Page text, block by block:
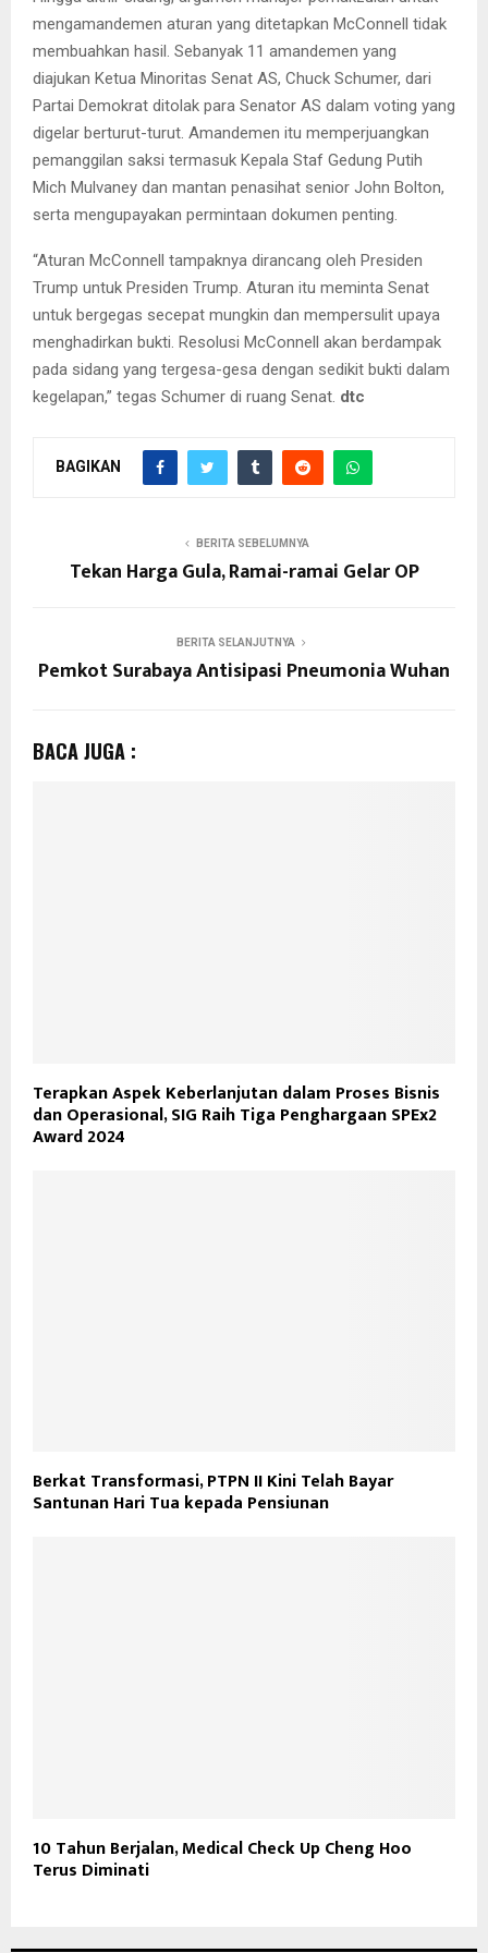
mengamandemen aturan yang ditetapkan McConnell tidak
membuahkan hasil. Sebanyak 11 amandemen yang
diajukan Ketua Minoritas Senat AS, Chuck Schumer, dari
Partai Demokrat ditolak para Senator AS dalam voting yang
digelar berturut-turut. Amandemen itu memperjuangkan
pemanggilan saksi termasuk Kepala Staf Gedung Putih
Mich Mulvaney dan mantan penasihat senior John Bolton,
serta mengupayakan permintaan dokumen penting.
“Aturan McConnell tampaknya dirancang oleh Presiden
Trump untuk Presiden Trump. Aturan itu meminta Senat
untuk bergegas secepat mungkin dan mempersulit upaya
menghadirkan bukti. Resolusi McConnell akan berdampak
pada sidang yang tergesa-gesa dengan sedikit bukti dalam
kegelapan,” tegas Schumer di ruang Senat. dtc
BAGIKAN
BERITA SEBELUMNYA
Tekan Harga Gula, Ramai-ramai Gelar OP
BERITA SELANJUTNYA
Pemkot Surabaya Antisipasi Pneumonia Wuhan
BACA JUGA :
Terapkan Aspek Keberlanjutan dalam Proses Bisnis
dan Operasional, SIG Raih Tiga Penghargaan SPEx2
Award 2024
Berkat Transformasi, PTPN II Kini Telah Bayar
Santunan Hari Tua kepada Pensiunan
10 Tahun Berjalan, Medical Check Up Cheng Hoo
Terus Diminati